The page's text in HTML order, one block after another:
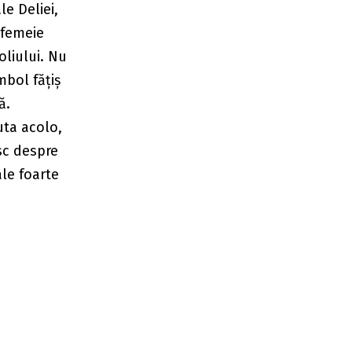
Deliei,
Nu
fățiș
acolo,
despre
foarte